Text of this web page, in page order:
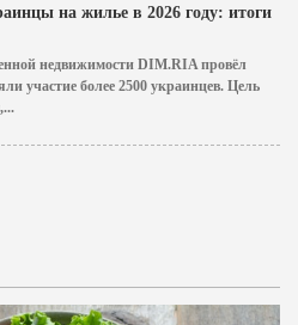
на жилье в 2026 году: итоги
недвижимости DIM.RIA провёл
участие более 2500 украинцев. Цель